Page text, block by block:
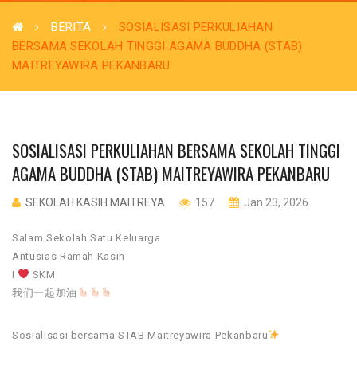
BERITA
SOSIALISASI PERKULIAHAN
BERSAMA SEKOLAH TINGGI AGAMA BUDDHA (STAB)
MAITREYAWIRA PEKANBARU
SOSIALISASI PERKULIAHAN BERSAMA SEKOLAH TINGGI
AGAMA BUDDHA (STAB) MAITREYAWIRA PEKANBARU
SEKOLAH KASIH MAITREYA 157 Jan 23, 2026
Salam Sekolah Satu Keluarga
Antusias Ramah Kasih
I
SKM
我们一起加油
Sosialisasi bersama STAB Maitreyawira Pekanbaru